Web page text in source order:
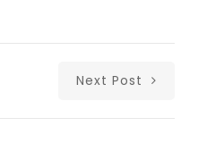
Next Post